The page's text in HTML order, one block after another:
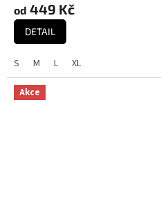
od 449 Kč
DETAIL
S M L XL
Akce